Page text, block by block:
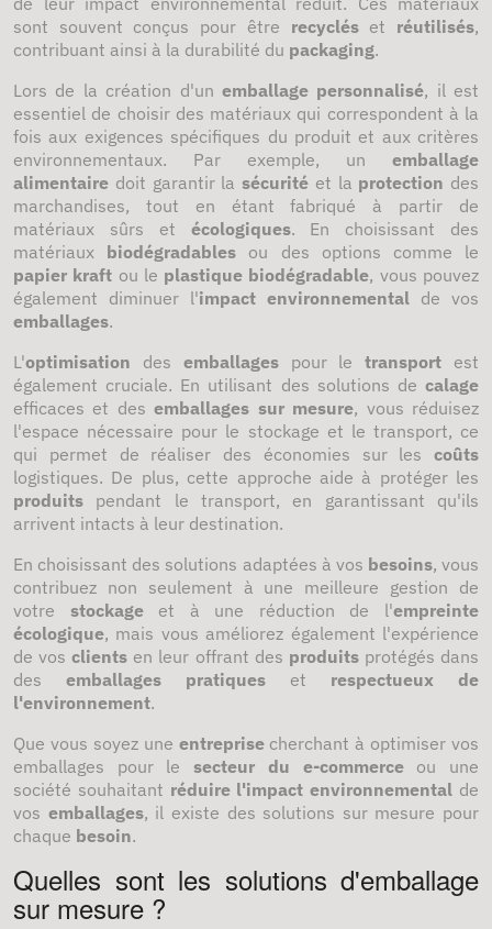
sont souvent conçus pour être recycléset réutilisés,
contribuant ainsi à la durabilité du packaging.
Lors de la création d'un emballage personnalisé, il est
essentiel de choisir des matériaux qui correspondent à la
fois aux exigences spécifiques du produit et aux critères
environnementaux. Par exemple, un emballage
alimentaire doit garantir la sécurité et la protection des
marchandises, tout en étant fabriqué à partir de
matériaux sûrs et écologiques. En choisissant des
matériaux biodégradables ou des options comme le
papier kraft ou le plastique biodégradable, vous pouvez
également diminuer l'impact environnemental de vos
emballages.
L'optimisation des emballagespour letransport est
également cruciale. En utilisant des solutions de calage
efficaces et desemballages sur mesure, vous réduisez
l'espace nécessaire pour le stockage et le transport, ce
qui permet de réaliser des économies sur les coûts
logistiques. De plus, cette approche aide à protéger les
produits pendant le transport, en garantissant qu'ils
arrivent intacts à leur destination.
En choisissant des solutions adaptées à vos besoins, vous
contribuez non seulement à une meilleure gestion de
votre stockageet à une réduction de l'empreinte
écologique, mais vous améliorez également l'expérience
de vosclients en leur offrant des produitsprotégés dans
des emballages pratiques et respectueux de
l'environnement.
Que vous soyez une entreprisecherchant à optimiser vos
emballages pour lesecteur du e-commerceou une
société souhaitant réduire l'impact environnemental de
vos emballages, il existe des solutions sur mesure pour
chaque besoin.
Quelles sont les solutions d'emballage
sur mesure ?